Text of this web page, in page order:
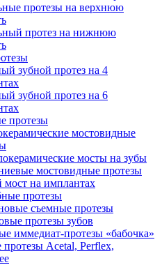
протезы на верхнюю
протез на нижнюю
зубной протез на 4
зубной протез на 6
протезы
мостовидные
мосты на зубы
мостовидные протезы
мост на имплантах
протезы
съемные протезы
протезы зубов
иммедиат‑протезы «бабочка»
протезы Acetal, Perflex,